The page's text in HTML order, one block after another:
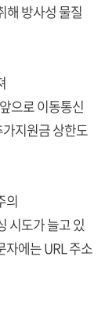
해 방사성 물질
으로 이동통신
지원금 상한도
의
시도가 늘고 있
자에는 URL 주소